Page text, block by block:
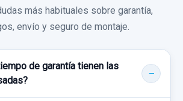
OEM: 758706
de envío no incluidos.
más habituales sobre garantía,
envío y seguro de montaje.
de garantía tienen las